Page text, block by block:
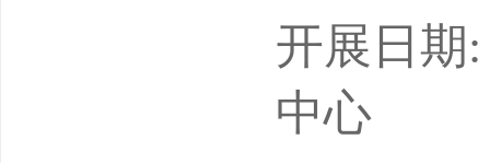
发的氛
设计趋
开展日期
中心